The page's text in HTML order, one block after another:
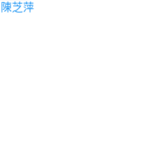
陳芝萍